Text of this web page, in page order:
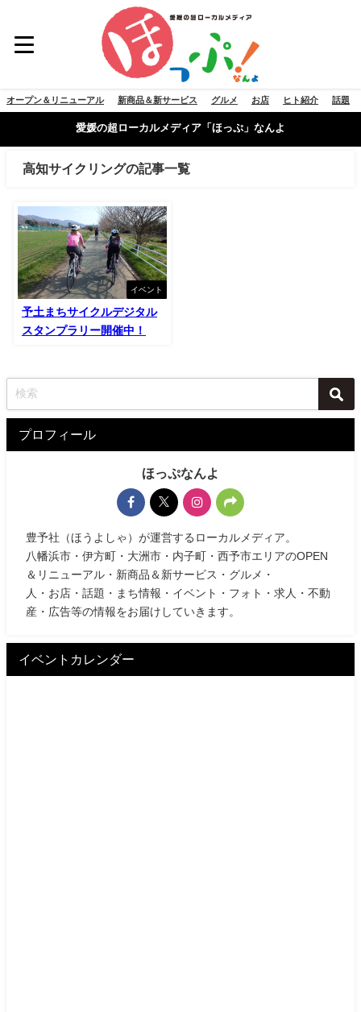
オープン＆リニューアル 新商品＆新サービス グルメ お店 ヒト紹介 話題
愛媛の超ローカルメディア「ほっぷ」なんよ
高知サイクリングの記事一覧
イベント
予土まちサイクルデジタル
スタンプラリー開催中！
プロフィール
ほっぷなんよ
豊予社（ほうよしゃ）が運営するローカルメディア。
八幡浜市・伊方町・大洲市・内子町・西予市エリアのOPEN
＆リニューアル・新商品＆新サービス・グルメ・
人・お店・話題・まち情報・イベント・フォト・求人・不動
産・広告等の情報をお届けしていきます。
イベントカレンダー